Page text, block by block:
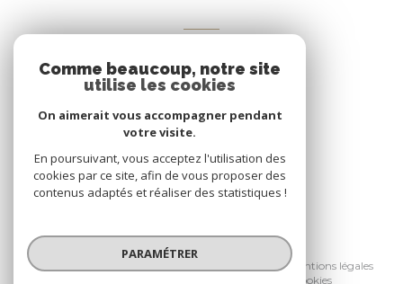
Espace propriétaire
© 2026 | Tous droits réservés
Mentions légales
Cookies
Comme beaucoup, notre site
utilise les cookies
On aimerait vous accompagner pendant
votre visite.
En poursuivant, vous acceptez l'utilisation des
cookies par ce site, afin de vous proposer des
contenus adaptés et réaliser des statistiques !
PARAMÉTRER